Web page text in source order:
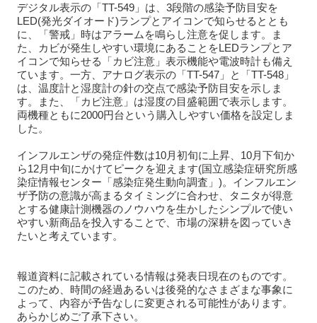
デジタル表示の「TT-549」は、3段階の感染予防目安を
LED(発光ダイオード)ランプとアイコンで知らせるととも
に、「警戒」時はアラームを鳴らし注意を促します。ま
た、カビが発生しやすい環境にあることをLEDランプとア
イコンで知らせる「カビ注意」表示機能や電波時計も備え
ています。一方、アナログ表示の「TT-547」と「TT-548」
は、温度計と湿度計の針の交点で感染予防目安を示しま
す。また、「カビ注意」は湿度の目盛範囲で表示します。
両機種ともに2000円台という購入しやすい価格を設定しま
した。
インフルエンザの発症件数は10月初旬に上昇、10月下旬か
ら12月中旬にかけてピークを迎えます(国立感染症研究所感
染症情報センター「感染症発生動向調査」)。インフルエン
ザ予防の意識が高まるタイミングに合わせ、タニタが得意
とする健康計測機器のノウハウを生かしたシンプルで使い
やすい新商品を投入することで、市場の深耕を図っていき
たいと考えています。
報道資料に記載されている情報は発表日現在のものです。
このため、時間の経過あるいは後発的なさまざまな事象に
よって、内容が予告なしに変更される可能性があります。
あらかじめご了承下さい。